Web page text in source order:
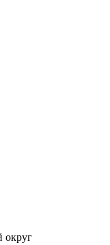
округ